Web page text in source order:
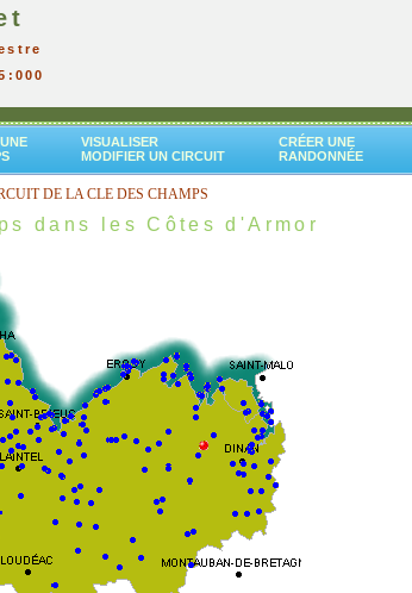
VISUALISER
MODIFIER UN CIRCUIT
CRÉER UNE
RANDONNÉE
DE LA CLE DES CHAMPS
dans les Côtes d'Armor